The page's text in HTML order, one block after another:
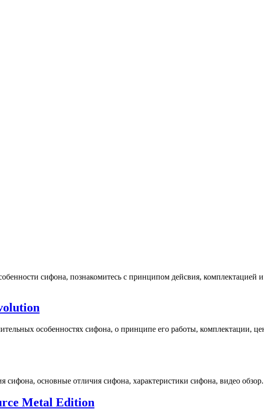
сифона, познакомитесь с принципом дейсвия,
особенностях сифона, о принципе его работы, комплектации,
сифона, основные отличия сифона, характеристики сифона, видео обзор.
Metal Edition